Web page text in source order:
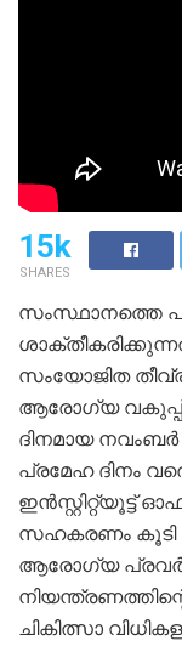
15k
SHARES
സംസ്ഥാനത്തെ
സംയോജിത
ആരോഗ്യ വകുപ്പ്
ദിനമായ
പ്രമേഹ ദിനം
ഇന്‍സ്റ്റിറ്റ്യൂട്ട്
സഹകരണം കൂടി
ആരോഗ്യ
ചികിത്സാ